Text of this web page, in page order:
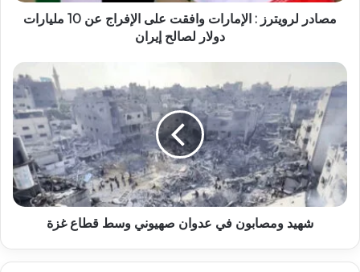
مصادر لرويترز : الإمارات وافقت على الإفراج عن 10 مليارات
دولار لصالح إيران
شهيد ومصابون في عدوان صهيوني وسط قطاع غزة